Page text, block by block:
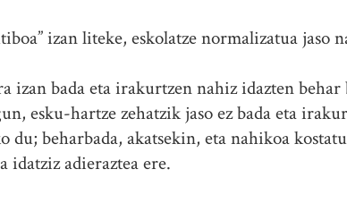
izan liteke, eskolatze normalizatua jaso
izan bada eta irakurtzen nahiz idazten behar
esku-hartze zehatzik jaso ez bada eta
du; beharbada, akatsekin, eta nahikoa
idatziz adieraztea ere.